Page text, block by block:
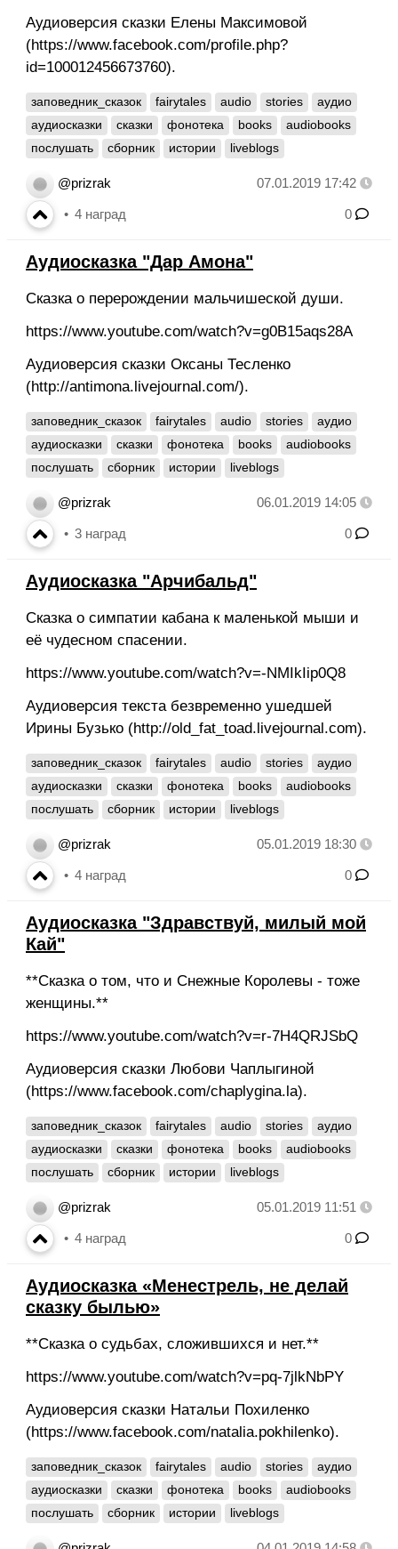
Аудиоверсия сказки Елены Максимовой
(https://www.facebook.com/profile.php?
id=100012456673760).
заповедник_сказок fairytales audio stories
аудио
аудиосказки
сказки фонотека books
audiobooks
послушать
сборник истории liveblogs
@prizrak 07.01.2019 17:42
4 наград 0
Аудиосказка "Дар Амона"
Сказка о перерождении мальчишеской души.
https://www.youtube.com/watch?v=g0B15aqs28A
Аудиоверсия сказки Оксаны Тесленко
(http://antimona.livejournal.com/).
заповедник_сказок fairytales audio stories
аудио
аудиосказки
сказки фонотека books
audiobooks
послушать
сборник истории liveblogs
@prizrak 06.01.2019 14:05
3 наград 0
Аудиосказка "Арчибальд"
Сказка о симпатии кабана к маленькой мыши и
её чудесном спасении.
https://www.youtube.com/watch?v=-NMIkIip0Q8
Аудиоверсия текста безвременно ушедшей
Ирины Бузько (http://old_fat_toad.livejournal.com).
заповедник_сказок fairytales audio stories
аудио
аудиосказки
сказки фонотека books
audiobooks
послушать
сборник истории liveblogs
@prizrak 05.01.2019 18:30
4 наград 0
Аудиосказка "Здравствуй, милый мой
Кай"
**Сказка о том, что и Снежные Королевы - тоже
женщины.**
https://www.youtube.com/watch?v=r-7H4QRJSbQ
Аудиоверсия сказки Любови Чаплыгиной
(https://www.facebook.com/chaplygina.la).
заповедник_сказок fairytales audio stories
аудио
аудиосказки
сказки фонотека books
audiobooks
послушать
сборник истории liveblogs
@prizrak 05.01.2019 11:51
4 наград 0
Аудиосказка «Менестрель, не делай
сказку былью»
**Сказка о судьбах, сложившихся и нет.**
https://www.youtube.com/watch?v=pq-7jlkNbPY
Аудиоверсия сказки Натальи Похиленко
(https://www.facebook.com/natalia.pokhilenko).
заповедник_сказок fairytales audio stories
аудио
аудиосказки
сказки фонотека books
audiobooks
послушать
сборник истории liveblogs